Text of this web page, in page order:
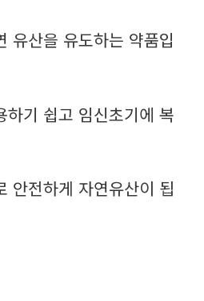
유산을 유도하는 약품입
하기 쉽고 임신초기에 복
안전하게 자연유산이 됩